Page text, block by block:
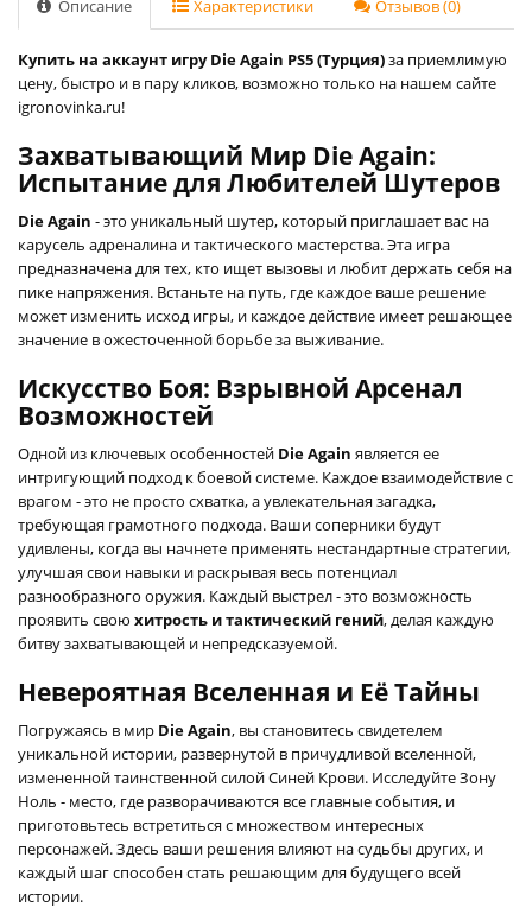
Описание Характеристики Отзывов (0)
Купить на аккаунт игру Die Again PS5 (Турция)за приемлимую
цену, быстро и в пару кликов, возможно только на нашем сайте
igronovinka.ru!
Захватывающий Мир Die Again:
Испытание для Любителей Шутеров
Die Again - это уникальный шутер, который приглашает вас на
карусель адреналина и тактического мастерства. Эта игра
предназначена для тех, кто ищет вызовы и любит держать себя на
пике напряжения. Встаньте на путь, где каждое ваше решение
может изменить исход игры, и каждое действие имеет решающее
значение в ожесточенной борьбе за выживание.
Искусство Боя: Взрывной Арсенал
Возможностей
Одной из ключевых особенностей Die Again является ее
интригующий подход к боевой системе. Каждое взаимодействие с
врагом - это не просто схватка, а увлекательная загадка,
требующая грамотного подхода. Ваши соперники будут
удивлены, когда вы начнете применять нестандартные стратегии,
улучшая свои навыки и раскрывая весь потенциал
разнообразного оружия. Каждый выстрел - это возможность
проявить свою хитрость и тактический гений, делая каждую
битву захватывающей и непредсказуемой.
Невероятная Вселенная и Её Тайны
Погружаясь в мир Die Again, вы становитесь свидетелем
уникальной истории, развернутой в причудливой вселенной,
измененной таинственной силой Синей Крови. Исследуйте Зону
Ноль - место, где разворачиваются все главные события, и
приготовьтесь встретиться с множеством интересных
персонажей. Здесь ваши решения влияют на судьбы других, и
каждый шаг способен стать решающим для будущего всей
истории.